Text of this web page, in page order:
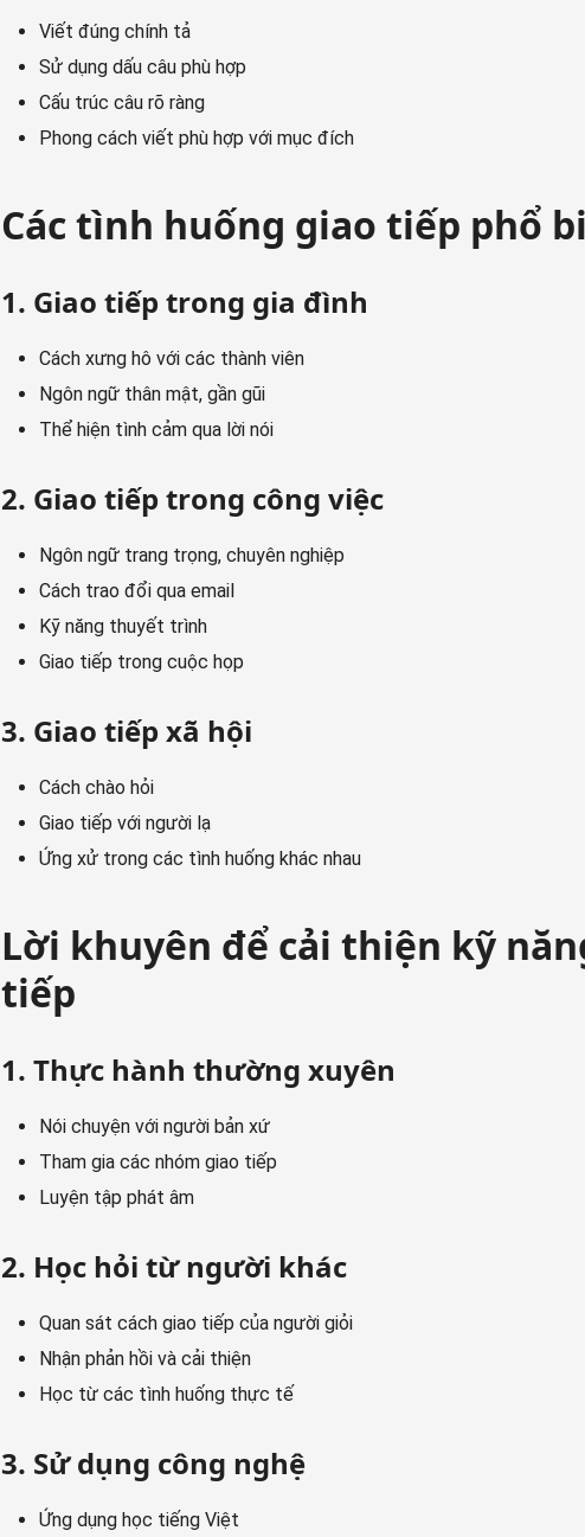
Viết đúng chính tả
Sử dụng dấu câu phù hợp
Cấu trúc câu rõ ràng
Phong cách viết phù hợp với mục đích
Các tình huống giao tiếp phổ
1. Giao tiếp trong gia đình
Cách xưng hô với các thành viên
Ngôn ngữ thân mật, gần gũi
Thể hiện tình cảm qua lời nói
2. Giao tiếp trong công việc
Ngôn ngữ trang trọng, chuyên nghiệp
Cách trao đổi qua email
Kỹ năng thuyết trình
Giao tiếp trong cuộc họp
3. Giao tiếp xã hội
Cách chào hỏi
Giao tiếp với người lạ
Ứng xử trong các tình huống khác nhau
Lời khuyên để cải thiện kỹ
tiếp
1. Thực hành thường xuyên
Nói chuyện với người bản xứ
Tham gia các nhóm giao tiếp
Luyện tập phát âm
2. Học hỏi từ người khác
Quan sát cách giao tiếp của người giỏi
Nhận phản hồi và cải thiện
Học từ các tình huống thực tế
3. Sử dụng công nghệ
Ứng dụng học tiếng Việt